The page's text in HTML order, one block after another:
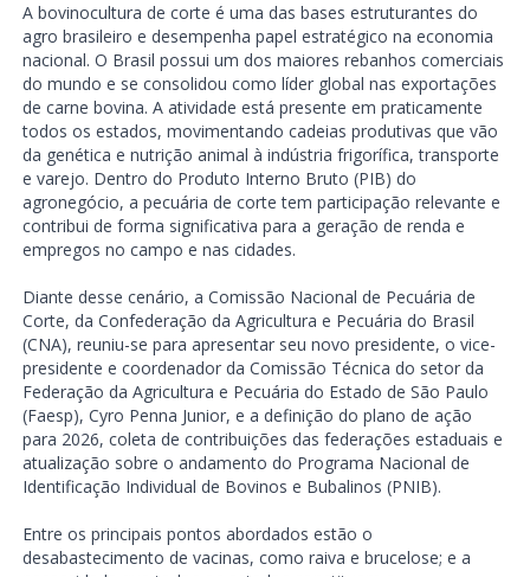
A bovinocultura de corte é uma das bases estruturantes do
agro brasileiro e desempenha papel estratégico na economia
nacional. O Brasil possui um dos maiores rebanhos comerciais
do mundo e se consolidou como líder global nas exportações
de carne bovina. A atividade está presente em praticamente
todos os estados, movimentando cadeias produtivas que vão
da genética e nutrição animal à indústria frigorífica, transporte
e varejo. Dentro do Produto Interno Bruto (PIB) do
agronegócio, a pecuária de corte tem participação relevante e
contribui de forma significativa para a geração de renda e
empregos no campo e nas cidades.
Diante desse cenário, a Comissão Nacional de Pecuária de
Corte, da Confederação da Agricultura e Pecuária do Brasil
(CNA), reuniu-se para apresentar seu novo presidente, o vice-
presidente e coordenador da Comissão Técnica do setor da
Federação da Agricultura e Pecuária do Estado de São Paulo
(Faesp), Cyro Penna Junior, e a definição do plano de ação
para 2026, coleta de contribuições das federações estaduais e
atualização sobre o andamento do Programa Nacional de
Identificação Individual de Bovinos e Bubalinos (PNIB).
Entre os principais pontos abordados estão o
desabastecimento de vacinas, como raiva e brucelose; e a